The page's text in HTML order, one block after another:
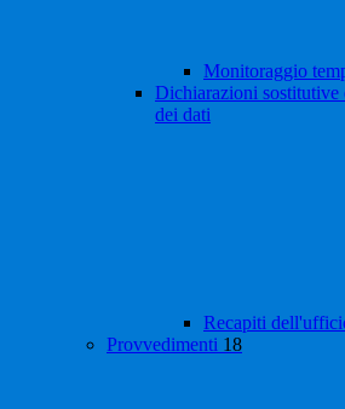
Monitoraggio
Dichiarazioni
dei dati
Recapiti
Provvedimenti 18